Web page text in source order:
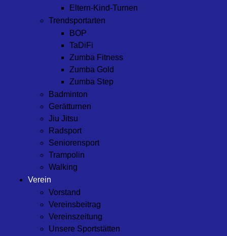
Eltern-Kind-Turnen
Trendsportarten
BOP
TaDiFi
Zumba Fitness
Zumba Gold
Zumba Step
Badminton
Gerätturnen
Jiu Jitsu
Radsport
Seniorensport
Trampolin
Walking
Verein
Vorstand
Vereinsbeitrag
Vereinszeitung
Unsere Sportstätten